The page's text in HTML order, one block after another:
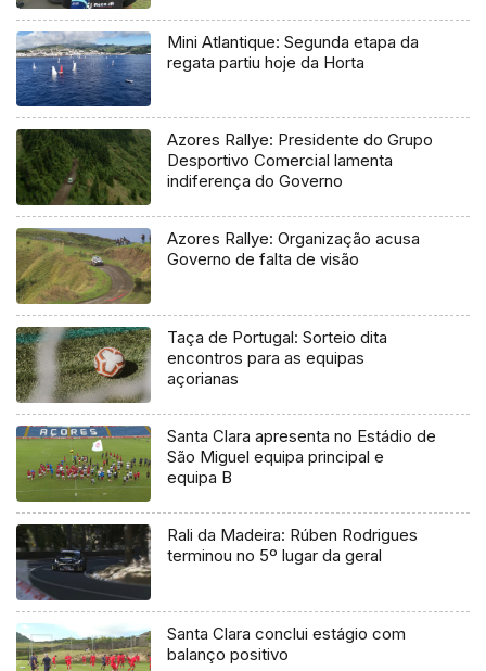
Mini Atlantique: Segunda etapa da
regata partiu hoje da Horta
Azores Rallye: Presidente do Grupo
Desportivo Comercial lamenta
indiferença do Governo
Azores Rallye: Organização acusa
Governo de falta de visão
Taça de Portugal: Sorteio dita
encontros para as equipas
açorianas
Santa Clara apresenta no Estádio de
São Miguel equipa principal e
equipa B
Rali da Madeira: Rúben Rodrigues
terminou no 5º lugar da geral
Santa Clara conclui estágio com
balanço positivo